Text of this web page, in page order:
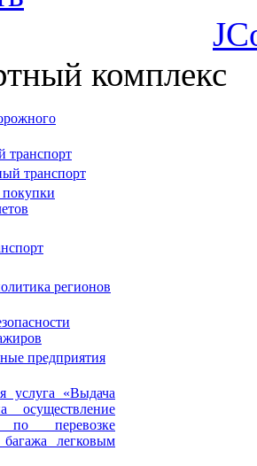
комплекс
транспорт
транспорт
регионов
предприятия
услуга «Выдача
осуществление
по перевозке
легковым